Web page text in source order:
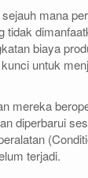
mana
tidak
biaya
untuk
mereka
diperbarui
terjadi.